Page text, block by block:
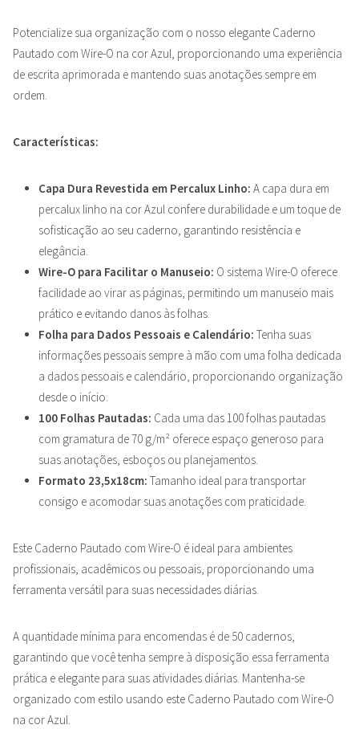
Potencialize sua organização com o nosso elegante Caderno
Pautado com Wire-O na cor Azul, proporcionando uma experiência
de escrita aprimorada e mantendo suas anotações sempre em
ordem.
Características:
Capa Dura Revestida em Percalux Linho: A capa dura em
percalux linho na cor Azul confere durabilidade e um toque de
sofisticação ao seu caderno, garantindo resistência e
elegância.
Wire-O para Facilitar o Manuseio: O sistema Wire-O oferece
facilidade ao virar as páginas, permitindo um manuseio mais
prático e evitando danos às folhas.
Folha para Dados Pessoais e Calendário: Tenha suas
informações pessoais sempre à mão com uma folha dedicada
a dados pessoais e calendário, proporcionando organização
desde o início.
100 Folhas Pautadas: Cada uma das 100 folhas pautadas
com gramatura de 70 g/m² oferece espaço generoso para
suas anotações, esboços ou planejamentos.
Formato 23,5x18cm: Tamanho ideal para transportar
consigo e acomodar suas anotações com praticidade.
Este Caderno Pautado com Wire-O é ideal para ambientes
profissionais, acadêmicos ou pessoais, proporcionando uma
ferramenta versátil para suas necessidades diárias.
A quantidade mínima para encomendas é de 50 cadernos,
garantindo que você tenha sempre à disposição essa ferramenta
prática e elegante para suas atividades diárias. Mantenha-se
organizado com estilo usando este Caderno Pautado com Wire-O
na cor Azul.